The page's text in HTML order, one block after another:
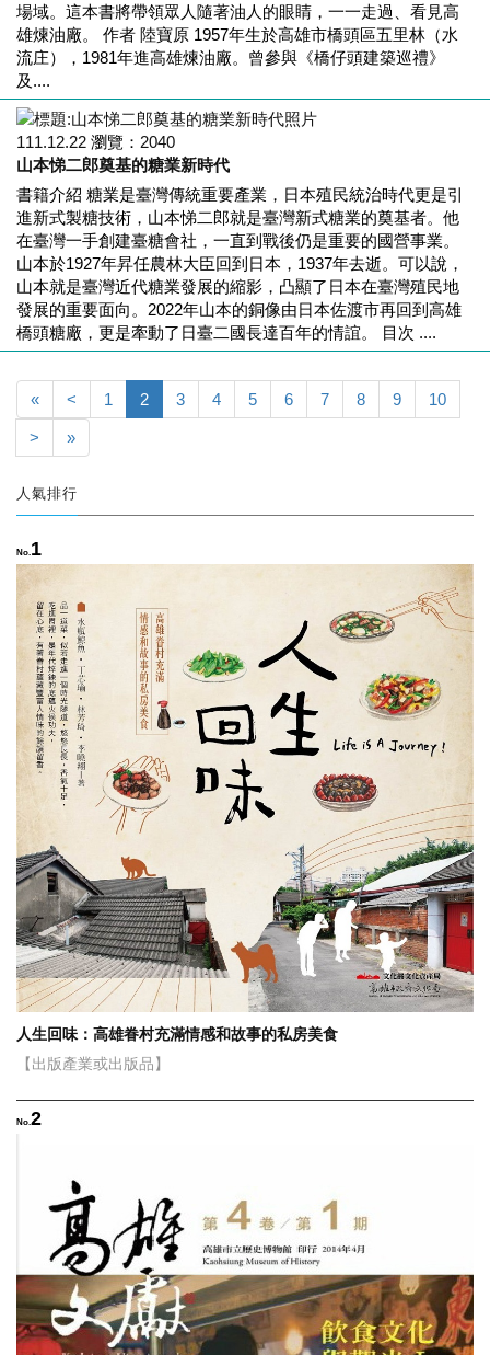
場域。這本書將帶領眾人隨著油人的眼睛，一一走過、看見高
雄煉油廠。 作者 陸寶原 1957年生於高雄市橋頭區五里林（水
流庄），1981年進高雄煉油廠。曾參與《橋仔頭建築巡禮》
及....
111.12.22 瀏覽： 2040
山本悌二郎奠基的糖業新時代
書籍介紹 糖業是臺灣傳統重要產業，日本殖民統治時代更是引
進新式製糖技術，山本悌二郎就是臺灣新式糖業的奠基者。他
在臺灣一手創建臺糖會社，一直到戰後仍是重要的國營事業。
山本於1927年昇任農林大臣回到日本，1937年去逝。可以說，
山本就是臺灣近代糖業發展的縮影，凸顯了日本在臺灣殖民地
發展的重要面向。2022年山本的銅像由日本佐渡市再回到高雄
橋頭糖廠，更是牽動了日臺二國長達百年的情誼。 目次 ....
« < 1 2 3 4 5 6 7 8 9 10
> »
人氣排行
No.1
人生回味：高雄眷村充滿情感和故事的私房美食
【出版產業或出版品】
No.2